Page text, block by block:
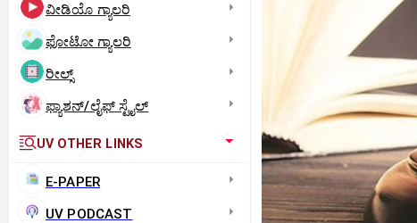
ವೀಡಿಯೊ ಗ್ಯಾಲರಿ
ಫೋಟೋ ಗ್ಯಾಲರಿ
ರೀಲ್ಸ್
ಫ್ಯಾಶನ್/ಲೈಫ್‌ ಸ್ಟೈಲ್
UV OTHER LINKS
E-PAPER
UV PODCAST